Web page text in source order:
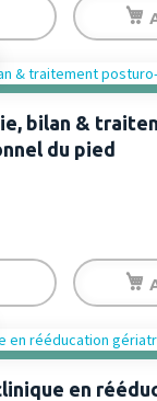
bilan &
du pied
en